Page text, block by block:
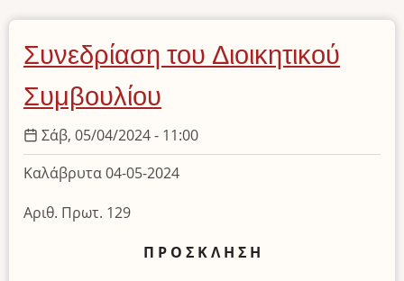
ΤΥΠΟΥ
Συνεδρίαση του Διοικητικού
Συμβουλίου
Σάβ, 05/04/2024 - 11:00
Καλάβρυτα 04-05-2024
Αριθ. Πρωτ. 129
Π Ρ Ο Σ Κ Λ Η Σ Η